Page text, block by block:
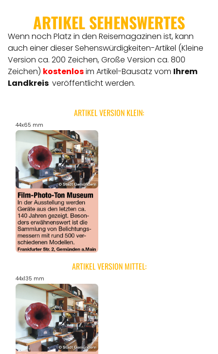
ARTIKEL SEHENSWERTES
Wenn noch Platz in den Reisemagazinen ist, kann
auch einer dieser Sehenswürdigkeiten-Artikel (Kleine
Version ca. 200 Zeichen, Große Version ca. 800
Zeichen) kostenlosim Artikel-Bausatz vom Ihrem
Landkreis veröffentlicht werden.
ARTIKEL VERSION KLEIN:
44x65 mm
ARTIKEL VERSION MITTEL:
44x135 mm